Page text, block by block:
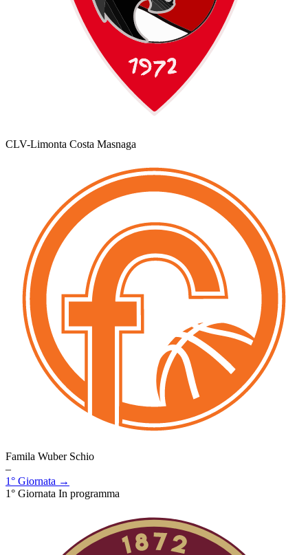
CLV-Limonta Costa Masnaga
Famila Wuber Schio
–
1° Giornata →
1° Giornata In programma